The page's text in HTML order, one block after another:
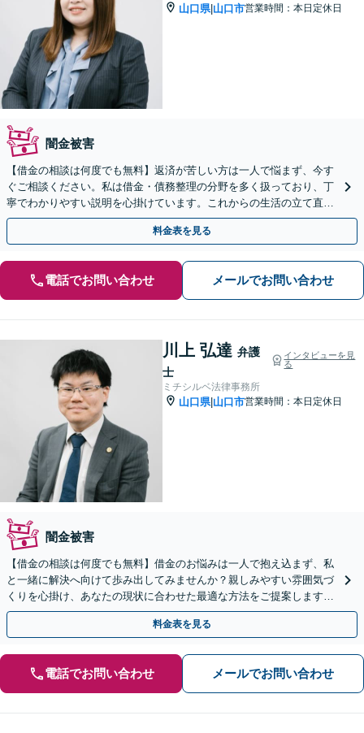
山口県| 山口市営業時間：本日定休日
闇金被害
【借金の相談は何度でも無料】返済が苦しい方は一人で悩まず、今す
ぐご相談ください。私は借金・債務整理の分野を多く扱っており、丁
寧でわかりやすい説明を心掛けています。これからの生活の立て直し
を全力で支えます【山口駅徒歩13分】【駐車場完備】
料金表を見る
電話でお問い合わせ メールでお問い合わせ
川上 弘達 弁護
士
インタビューを見
る
ミチシルベ法律事務所
山口県| 山口市営業時間：本日定休日
闇金被害
【借金の相談は何度でも無料】借金のお悩みは一人で抱え込まず、私
と一緒に解決へ向けて歩み出してみませんか？親しみやすい雰囲気づ
くりを心掛け、あなたの現状に合わせた最適な方法をご提案します。
【山口駅徒歩13分】【駐車場完備】
料金表を見る
電話でお問い合わせ メールでお問い合わせ